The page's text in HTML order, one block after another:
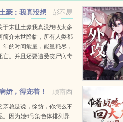
彭不易
豪：我真没想
女神啊
于末世土豪我真没想收太多
简介末世降临，所有人类都
年的时间能量，能量耗尽，
亡。并且还要遭受丧尸病毒
顾南西
娇，得宠着！
亲总是说，徐纺，你怎么不
。因为她6号染色体排列异